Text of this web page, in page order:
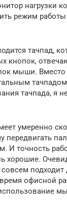
нагрузки
режим
тачпад,
кнопок,
мыши. Вместо
тачпада, я
умеренно
передвигать
И точность
хорошие.
подходит
офисной